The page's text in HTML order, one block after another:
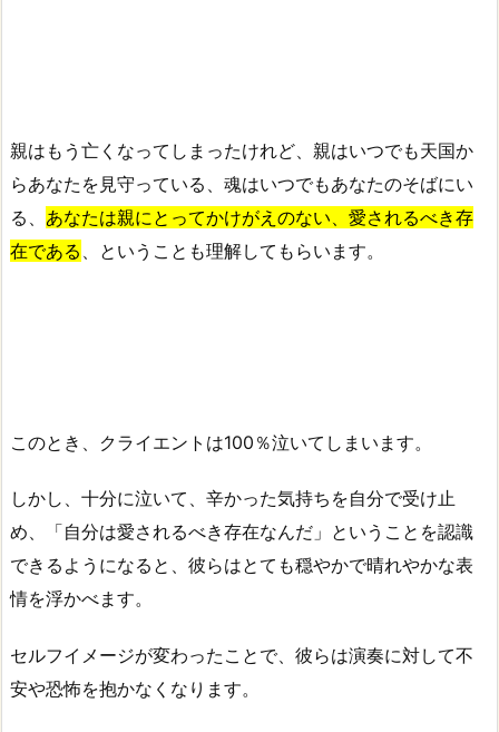
親はもう亡くなってしまったけれど、親はいつでも天国か
らあなたを見守っている、魂はいつでもあなたのそばにい
る、 あなたは親にとってかけがえのない、愛されるべき存
在である 、ということも理解してもらいます。
このとき、クライエントは100％泣いてしまいます。
しかし、十分に泣いて、辛かった気持ちを自分で受け止
め、「自分は愛されるべき存在なんだ」ということを認識
できるようになると、彼らはとても穏やかで晴れやかな表
情を浮かべます。
セルフイメージが変わったことで、彼らは演奏に対して不
安や恐怖を抱かなくなります。